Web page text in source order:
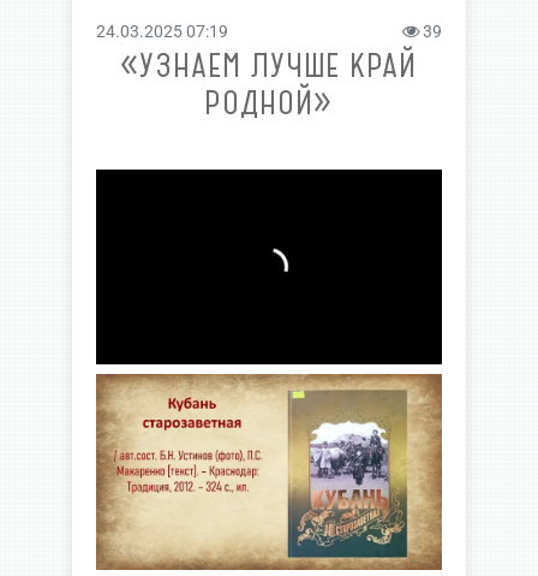
24.03.2025 07:19 39
«УЗНАЕМ ЛУЧШЕ КРАЙ
РОДНОЙ»